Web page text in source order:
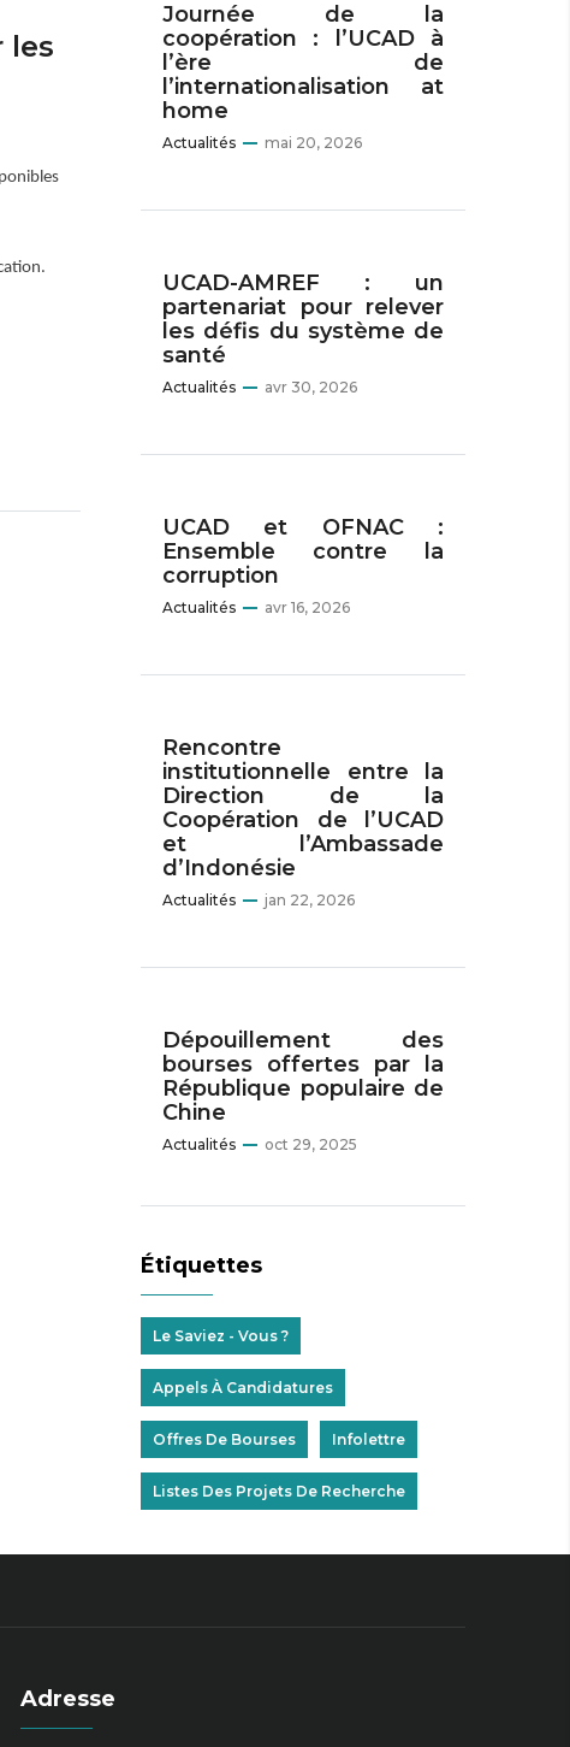
les
Journée de la
coopération : l’UCAD à
l’ère de
l’internationalisation at
home
Actualités mai 20, 2026
UCAD-AMREF : un
partenariat pour relever
les défis du système de
santé
Actualités avr 30, 2026
UCAD et OFNAC :
Ensemble contre la
corruption
Actualités avr 16, 2026
Rencontre
institutionnelle entre la
Direction de la
Coopération de l’UCAD
et l’Ambassade
d’Indonésie
Actualités jan 22, 2026
Dépouillement des
bourses offertes par la
République populaire de
Chine
Actualités oct 29, 2025
Étiquettes
Le Saviez - Vous ?
Appels À Candidatures
Offres De Bourses Infolettre
Listes Des Projets De Recherche
Adresse